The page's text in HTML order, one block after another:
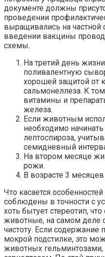
документе должны
проведении
выращивались на частной
введении вакцины
схемы.
На третий день
поливалентную
хорошей защитой от
сальмонеллеза. К
витамины и
железа.
Если животным
необходимо
лептоспироза,
семидневный
На втором месяце
рожи.
В возрасте 3
Что касается
соблюдены в точности с
хоть бытует стереотип,
животные, на самом деле
чистоту. Если содержание
мокрой подстилке, это
животных гельминтозами,